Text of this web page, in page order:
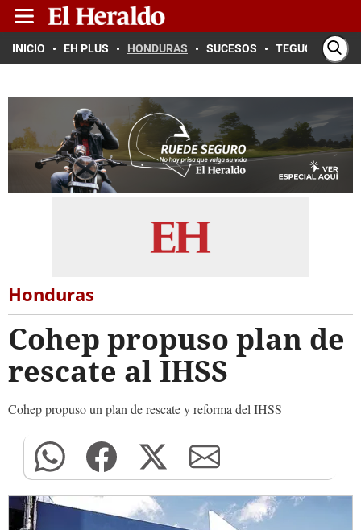
INICIO EH PLUS HONDURAS SUCESOS TEGUCIGALPA
Honduras
Cohep propuso plan de
rescate al IHSS
Cohep propuso un plan de rescate y reforma del IHSS